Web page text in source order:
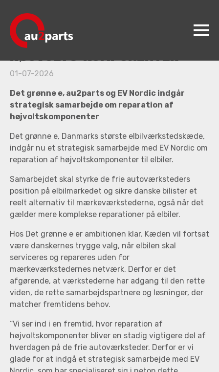
au2parts
Produkter
Videncenter
Koncepter
Kontakt
au2parts, Det grønne e og EV Nordic indgår
samarbejde
AFTALE OM REPARATION AF
HØJVOLTS-KOMPONENTER
01-07-2026
Det grønne e, au2parts og EV Nordic indgår
strategisk samarbejde om reparation af
højvoltskomponenter
Det grønne e, Danmarks største elbilværkstedskæde,
indgår nu et strategisk samarbejde med EV Nordic om
reparation af højvoltskomponenter til elbiler.
Samarbejdet skal styrke de frie autoværksteders
position på elbilmarkedet og sikre danske bilister et
reelt alternativ til mærkeværkstederne, også når det
gælder mere komplekse reparationer på elbiler.
Hos Det grønne e er ambitionen klar. Kæden vil fortsat
være danskernes trygge valg, når elbilen skal
serviceres og repareres uden for
mærkeværkstedernes netværk. Derfor er det
afgørende, at værkstederne har adgang til den rette
viden, de rette samarbejdspartnere og løsninger, der
matcher fremtidens behov.
“Vi ser ind i en fremtid, hvor reparation af
højvoltskomponenter bliver en stadig vigtigere del af
hverdagen på de frie autoværksteder. Derfor er vi
glade for at indgå et strategisk samarbejde med EV